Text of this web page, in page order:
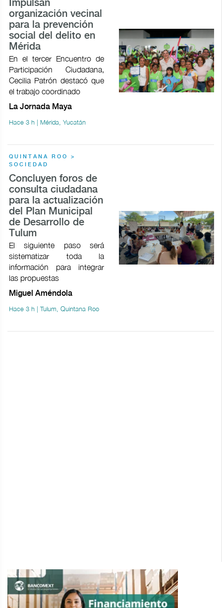
Impulsan
organización vecinal
para la prevención
social del delito en
Mérida
En el tercer Encuentro de
Participación Ciudadana,
Cecilia Patrón destacó que
el trabajo coordinado
La Jornada Maya
Hace 3 h | Mérida, Yucatán
QUINTANA ROO >
SOCIEDAD
Concluyen foros de
consulta ciudadana
para la actualización
del Plan Municipal
de Desarrollo de
Tulum
El siguiente paso será
sistematizar toda la
información para integrar
las propuestas
Miguel Améndola
Hace 3 h | Tulum, Quintana Roo